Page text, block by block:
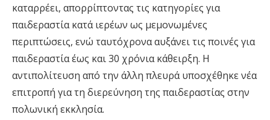
καταρρέει, απορρίπτοντας τις κατηγορίες για
παιδεραστία κατά ιερέων ως μεμονωμένες
περιπτώσεις, ενώ ταυτόχρονα αυξάνει τις ποινές για
παιδεραστία έως και 30 χρόνια κάθειρξη. Η
αντιπολίτευση από την άλλη πλευρά υποσχέθηκε νέα
επιτροπή για τη διερεύνηση της παιδεραστίας στην
πολωνική εκκλησία.